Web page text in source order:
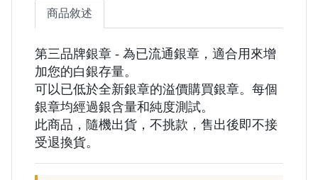
商品敘述
第三品牌銀章 - 為已流通銀章，適合用來增
加您的白銀存量。
可以已低於全新銀章的溢價購買銀章。每個
銀章均經過銀含量和純度測試。
此商品，隨機出貨，不挑款，售出後即不接
受退換貨。